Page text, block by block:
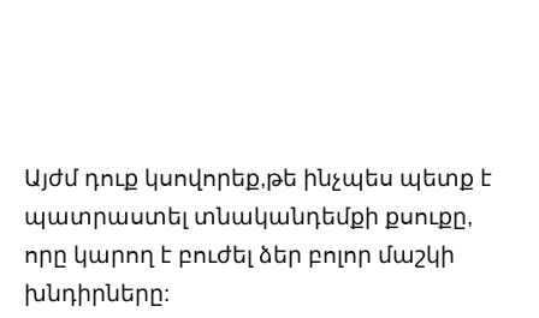
Այժմ դուք կսովորեք,թե ինչպես պետք է
պատրաստել տնականդեմքի քսուքը,
որը կարող է բուժել ձեր բոլոր մաշկի
խնդիրները: